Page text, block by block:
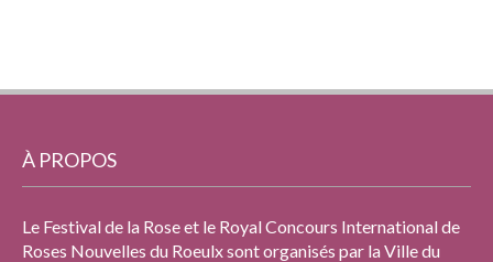
À PROPOS
Le Festival de la Rose et le Royal Concours International de
Roses Nouvelles du Roeulx sont organisés par la Ville du